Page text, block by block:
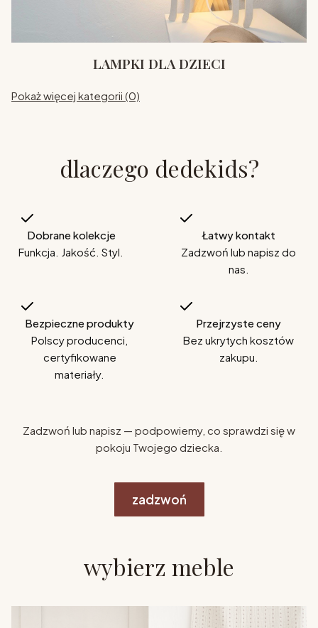
LAMPKI DLA DZIECI
Pokaż więcej kategorii (0)
dlaczego dedekids?
Dobrane kolekcje
Funkcja. Jakość. Styl.
Łatwy kontakt
Zadzwoń lub napisz do
nas.
Bezpieczne produkty
Polscy producenci,
certyfikowane
materiały.
Przejrzyste ceny
Bez ukrytych kosztów
zakupu.
Zadzwoń lub napisz — podpowiemy, co sprawdzi się w
pokoju Twojego dziecka.
zadzwoń
wybierz meble